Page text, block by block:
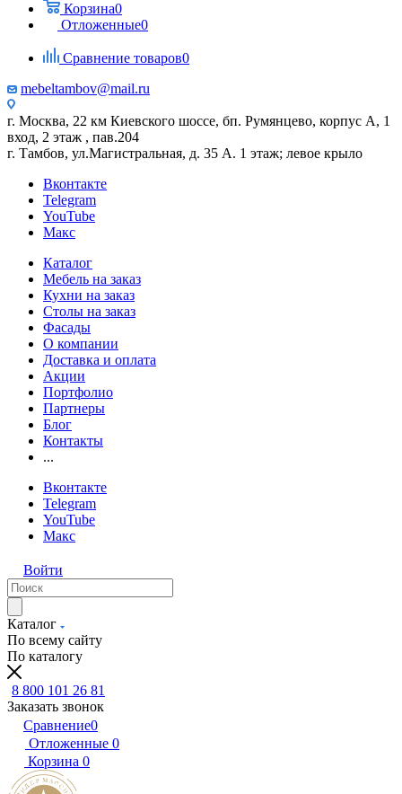
Корзина0
Отложенные0
Сравнение товаров0
mebeltambov@mail.ru
г. Москва, 22 км Киевского шоссе, бп. Румянцево, корпус А, 1
вход, 2 этаж , пав.204
г. Тамбов, ул.Магистральная, д. 35 А. 1 этаж; левое крыло
Вконтакте
Telegram
YouTube
Макс
Каталог
Мебель на заказ
Кухни на заказ
Столы на заказ
Фасады
О компании
Доставка и оплата
Акции
Портфолио
Партнеры
Блог
Контакты
...
Вконтакте
Telegram
YouTube
Макс
Войти
Каталог
По всему сайту
По каталогу
8 800 101 26 81
Заказать звонок
Сравнение0
Отложенные 0
Корзина 0